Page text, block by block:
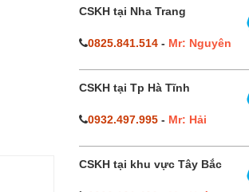
CSKH tại Nha Trang
0825.841.514- Mr: Nguyên
CSKH tại Tp Hà Tĩnh
0932.497.995- Mr: Hải
CSKH tại khu vực Tây Bắc